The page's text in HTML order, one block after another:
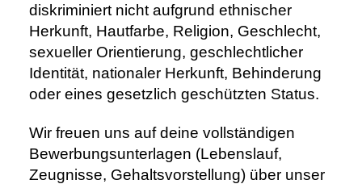
diskriminiert nicht aufgrund ethnischer
Herkunft, Hautfarbe, Religion, Geschlecht,
sexueller Orientierung, geschlechtlicher
Identität, nationaler Herkunft, Behinderung
oder eines gesetzlich geschützten Status.
Wir freuen uns auf deine vollständigen
Bewerbungsunterlagen (Lebenslauf,
Zeugnisse, Gehaltsvorstellung) über unser